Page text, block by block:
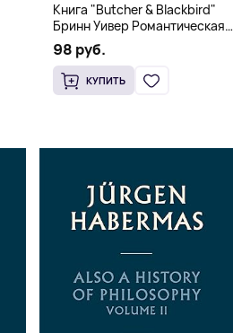
Книга "Butcher & Blackbird"
Бринн Уивер Романтическая
комедия о серийных убийцах
(18+)
98 руб.
КУПИТЬ